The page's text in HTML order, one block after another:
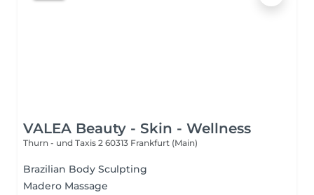
VALEA Beauty - Skin - Wellness
Thurn - und Taxis 2 60313 Frankfurt (Main)
Brazilian Body Sculpting
Madero Massage